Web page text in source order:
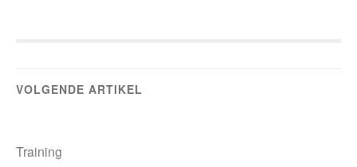
VOLGENDE ARTIKEL
Training